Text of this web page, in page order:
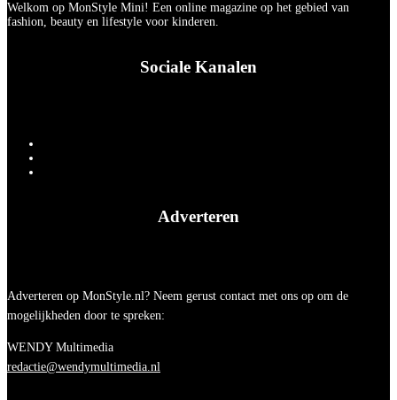
Welkom op MonStyle Mini! Een online magazine op het gebied van
fashion, beauty en lifestyle voor kinderen.
Sociale Kanalen
Adverteren
Adverteren op MonStyle.nl? Neem gerust contact met ons op om de
mogelijkheden door te spreken:
WENDY Multimedia
redactie@wendymultimedia.nl